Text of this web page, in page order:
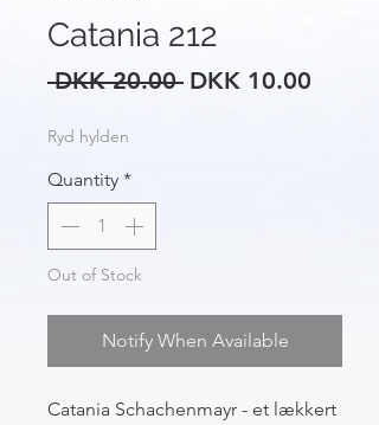
Catania 212
DKK 20.00 Regular
DKK 10.00
Ryd hylden
Quantity *
Out of Stock
Notify When Available
Catania Schachenmayr - et lækkert